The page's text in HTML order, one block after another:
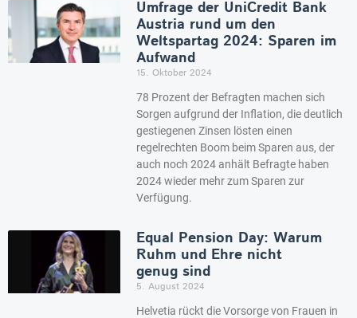
Umfrage der UniCredit Bank
Austria rund um den
Weltspartag 2024: Sparen im
Aufwand
15. Oktober 2024
78 Prozent der Befragten machen sich
Sorgen aufgrund der Inflation, die deutlich
gestiegenen Zinsen lösten einen
regelrechten Boom beim Sparen aus, der
auch noch 2024 anhält Befragte haben
2024 wieder mehr zum Sparen zur
Verfügung.
Equal Pension Day: Warum
Ruhm und Ehre nicht
genug sind
5. August 2024
Helvetia rückt die Vorsorge von Frauen in